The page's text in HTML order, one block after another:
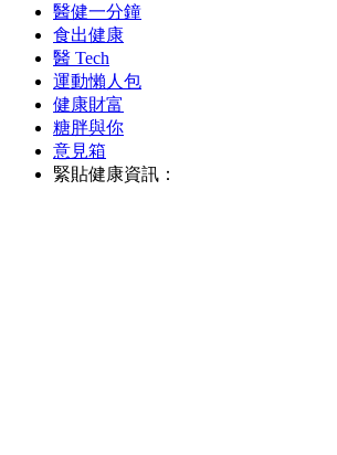
醫健一分鐘
食出健康
醫 Tech
運動懶人包
健康財富
糖胖與你
意見箱
緊貼健康資訊：